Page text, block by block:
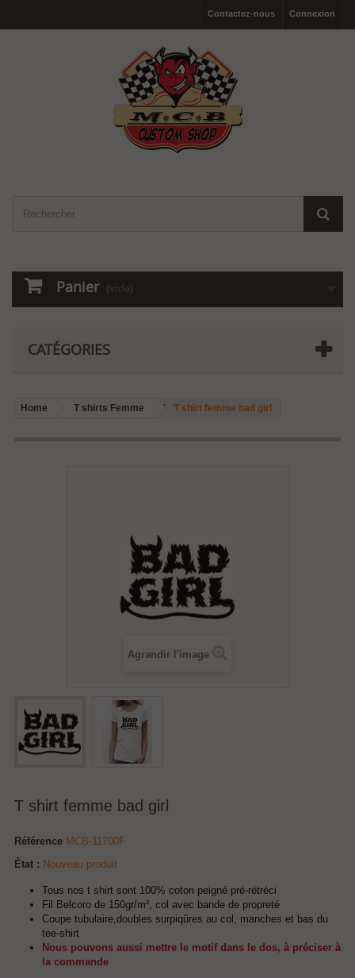
Connexion
Contactez-nous
Panier (vide)
CATÉGORIES
Home T shirts Femme T shirt femme bad girl
Agrandir l'image
T shirt femme bad girl
Référence MCB-11700F
État : Nouveau produit
Tous nos t shirt sont 100% coton peigné pré-rétréci
Fil Belcoro de 150gr/m², col avec bande de propreté
Coupe tubulaire,doubles surpiqûres au col, manches et bas du
tee-shirt
Nous pouvons aussi mettre le motif dans le dos, à préciser à
la commande